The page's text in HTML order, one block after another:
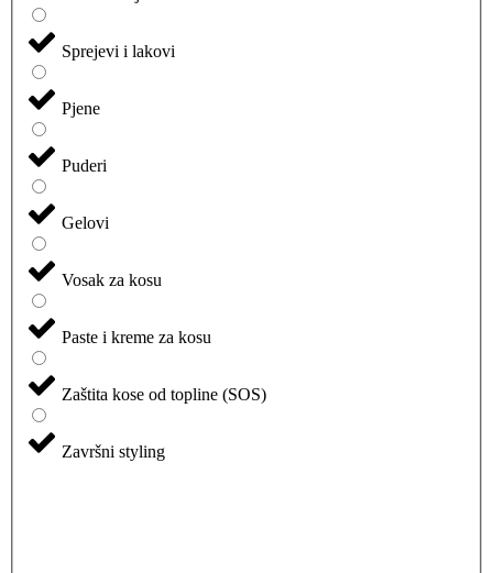
Sprejevi i lakovi
Pjene
Puderi
Gelovi
Vosak za kosu
Paste i kreme za kosu
Zaštita kose od topline (SOS)
Završni styling